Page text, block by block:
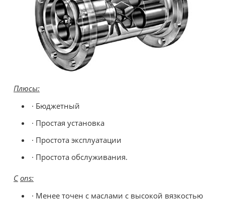
Плюсы:
· Бюджетный
· Простая установка
· Простота эксплуатации
· Простота обслуживания.
C ons:
· Менее точен с маслами с высокой вязкостью